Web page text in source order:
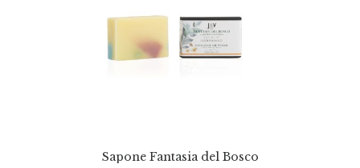
Sapone Fantasia del Bosco